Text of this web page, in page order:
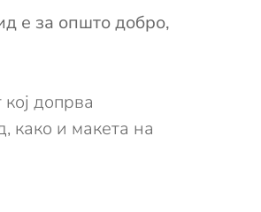
е за општо добро,
допрва
како и макета на